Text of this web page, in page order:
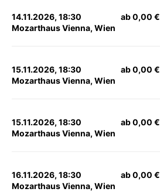
14.11.2026, 18:30
Mozarthaus Vienna, Wien
ab 0,00 €
15.11.2026, 18:30
Mozarthaus Vienna, Wien
ab 0,00 €
15.11.2026, 18:30
Mozarthaus Vienna, Wien
ab 0,00 €
16.11.2026, 18:30
Mozarthaus Vienna, Wien
ab 0,00 €